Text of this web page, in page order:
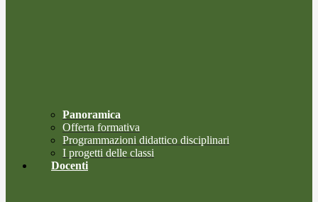
Panoramica
Offerta formativa
Programmazioni didattico disciplinari
I progetti delle classi
Docenti